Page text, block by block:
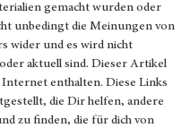
gemacht wurden oder
unbedingt die Meinungen von
wider und es wird nicht
aktuell sind. Dieser Artikel
enthalten. Diese Links
die Dir helfen, andere
zu finden, die für dich von